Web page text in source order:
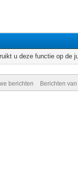
u deze functie op de
berichten Berichten